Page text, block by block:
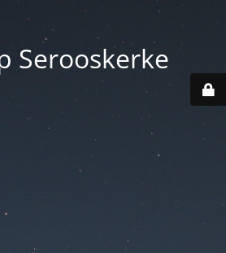
Serooskerke